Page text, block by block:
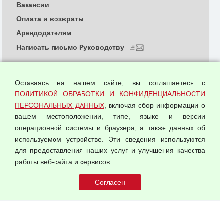
© 2026 ООО "Феникс"
Политика обработки и конфиденциальности
персональных данных
Согласием на обработку персональных данных
Оферта оптовой купли-продажи
Публичная оферта
Вакансии
Оплата и возвраты
Арендодателям
Написать письмо Руководству
Оставаясь на нашем сайте, вы соглашаетесь с
ПОЛИТИКОЙ ОБРАБОТКИ И КОНФИДЕНЦИАЛЬНОСТИ
ПЕРСОНАЛЬНЫХ ДАННЫХ, включая сбор информации о
вашем местоположении, типе, языке и версии
операционной системы и браузера, а также данных об
используемом устройстве. Эти сведения используются
для предоставления наших услуг и улучшения качества
работы веб-сайта и сервисов.